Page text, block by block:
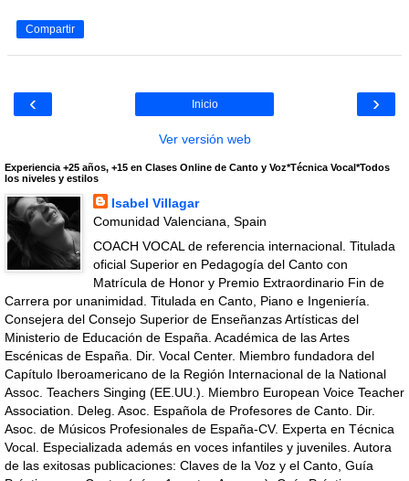
Compartir
‹ ›
Inicio
Ver versión web
Experiencia +25 años, +15 en Clases Online de Canto y Voz*Técnica Vocal*Todos
los niveles y estilos
Isabel Villagar
Comunidad Valenciana, Spain
COACH VOCAL de referencia internacional. Titulada
oficial Superior en Pedagogía del Canto con
Matrícula de Honor y Premio Extraordinario Fin de
Carrera por unanimidad. Titulada en Canto, Piano e Ingeniería.
Consejera del Consejo Superior de Enseñanzas Artísticas del
Ministerio de Educación de España. Académica de las Artes
Escénicas de España. Dir. Vocal Center. Miembro fundadora del
Capítulo Iberoamericano de la Región Internacional de la National
Assoc. Teachers Singing (EE.UU.). Miembro European Voice Teacher
Association. Deleg. Asoc. Española de Profesores de Canto. Dir.
Asoc. de Músicos Profesionales de España-CV. Experta en Técnica
Vocal. Especializada además en voces infantiles y juveniles. Autora
de las exitosas publicaciones: Claves de la Voz y el Canto, Guía